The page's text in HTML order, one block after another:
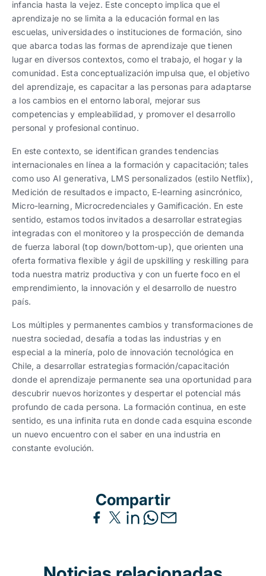
infancia hasta la vejez. Este concepto implica que el
aprendizaje no se limita a la educación formal en las
escuelas, universidades o instituciones de formación, sino
que abarca todas las formas de aprendizaje que tienen
lugar en diversos contextos, como el trabajo, el hogar y la
comunidad. Esta conceptualización impulsa que, el objetivo
del aprendizaje, es capacitar a las personas para adaptarse
a los cambios en el entorno laboral, mejorar sus
competencias y empleabilidad, y promover el desarrollo
personal y profesional continuo.
En este contexto, se identifican grandes tendencias
internacionales en línea a la formación y capacitación; tales
como uso AI generativa, LMS personalizados (estilo Netflix),
Medición de resultados e impacto, E-learning asincrónico,
Micro-learning, Microcredenciales y Gamificación. En este
sentido, estamos todos invitados a desarrollar estrategias
integradas con el monitoreo y la prospección de demanda
de fuerza laboral (top down/bottom-up), que orienten una
oferta formativa flexible y ágil de upskilling y reskilling para
toda nuestra matriz productiva y con un fuerte foco en el
emprendimiento, la innovación y el desarrollo de nuestro
país.
Los múltiples y permanentes cambios y transformaciones de
nuestra sociedad, desafía a todas las industrias y en
especial a la minería, polo de innovación tecnológica en
Chile, a desarrollar estrategias formación/capacitación
donde el aprendizaje permanente sea una oportunidad para
descubrir nuevos horizontes y despertar el potencial más
profundo de cada persona. La formación continua, en este
sentido, es una infinita ruta en donde cada esquina esconde
un nuevo encuentro con el saber en una industria en
constante evolución.
Compartir